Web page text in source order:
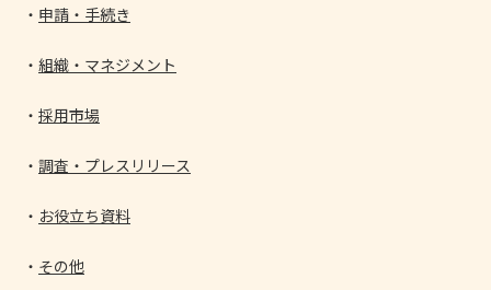
申請・手続き
組織・マネジメント
採用市場
調査・プレスリリース
お役立ち資料
その他